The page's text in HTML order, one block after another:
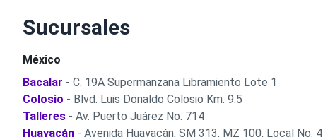
Sucursales
México
Bacalar - C. 19A Supermanzana Libramiento Lote 1
Colosio - Blvd. Luis Donaldo Colosio Km. 9.5
Talleres - Av. Puerto Juárez No. 714
Huayacán - Avenida Huayacán, SM 313, MZ 100, Local No. 4